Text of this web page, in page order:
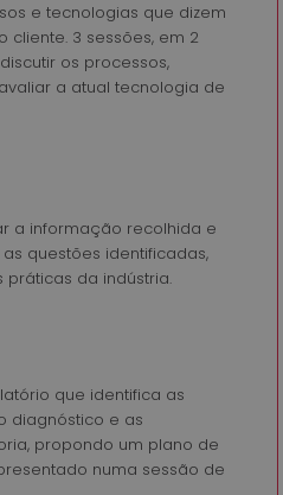
e tecnologias que dizem
cliente. 3 sessões, em 2
os processos,
a atual tecnologia de
a informação recolhida e
questões identificadas,
da indústria.
que identifica as
diagnóstico e as
propondo um plano de
numa sessão de